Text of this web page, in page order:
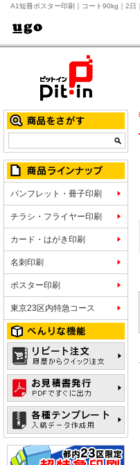
A1短冊ポスター印刷｜コート90kg｜2日
パンフレット・冊子印刷
チラシ・フライヤー印刷
カード・はがき印刷
名刺印刷
ポスター印刷
東京23区内特急コース